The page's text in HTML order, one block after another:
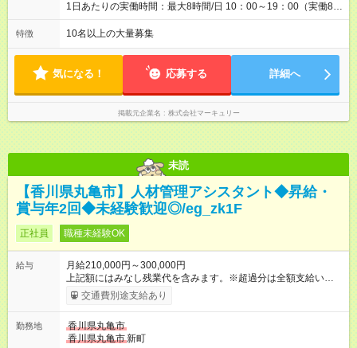
1日あたりの実働時間：最大8時間/日 10：00～19：00（実働8時
間） ※勤務地により異なります。
特徴 10名以上の大量募集
気になる！ 応募する 詳細へ
掲載元企業名 株式会社マーキュリー
未読
【香川県丸亀市】人材管理アシスタント◆昇給・
賞与年2回◆未経験歓迎◎/eg_zk1F
正社員 職種未経験OK
給与
月給210,000円～300,000円
上記額にはみなし残業代を含みます。※超過分は全額支給いたし
ます。 みなし残業代 14,616円／月 みなし残業時間 10時間／月
※能力やスキルを考慮の上、当社規程により決定します。 ーー
に1回の「年次昇給」があり、仕事での成果にあわせて昇給しま
す。特に頑張っている人は、上長の裁量でさらにプラスの昇給
交通費別途支給あり
勤務地
香川県丸亀市
香川県丸亀市新町